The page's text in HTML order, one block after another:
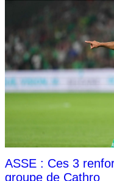
ASSE : Ces 3
groupe de Cathro